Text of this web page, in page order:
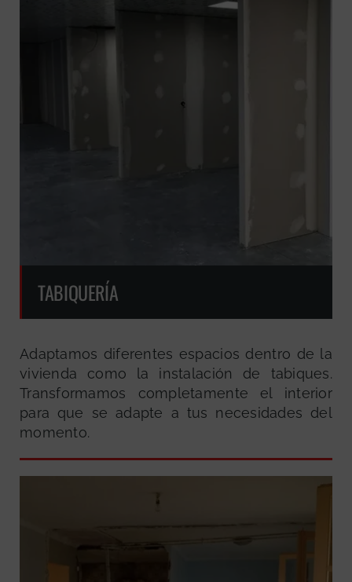
TABIQUERÍA
Adaptamos diferentes espacios dentro de la
vivienda como la instalación de tabiques.
Transformamos completamente el interior
para que se adapte a tus necesidades del
momento.